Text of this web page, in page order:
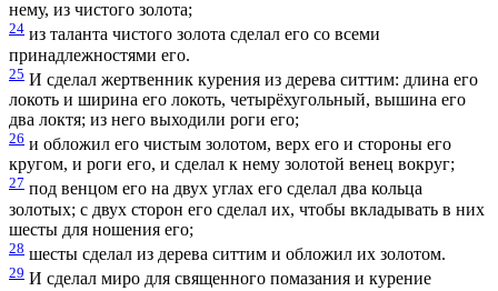
нему, из чистого золота;
24 из таланта чистого золота сделал его со всеми
принадлежностями его.
25 И сделал жертвенник курения из дерева ситтим: длина его
локоть и ширина его локоть, четырёхугольный, вышина его
два локтя; из него выходили роги его;
26 и обложил его чистым золотом, верх его и стороны его
кругом, и роги его, и сделал к нему золотой венец вокруг;
27 под венцом его на двух углах его сделал два кольца
золотых; с двух сторон его сделал их, чтобы вкладывать в них
шесты для ношения его;
28 шесты сделал из дерева ситтим и обложил их золотом.
29 И сделал миро для священного помазания и курение